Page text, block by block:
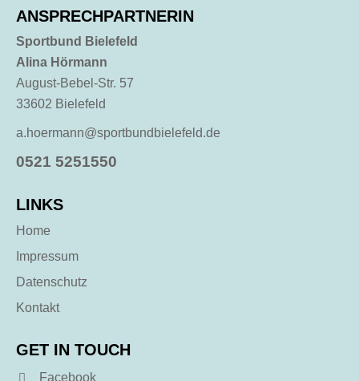
ANSPRECHPARTNERIN
Sportbund Bielefeld
Alina Hörmann
August-Bebel-Str. 57
33602 Bielefeld
a.hoermann@sportbundbielefeld.de
0521 5251550
LINKS
Home
Impressum
Datenschutz
Kontakt
GET IN TOUCH
Facebook